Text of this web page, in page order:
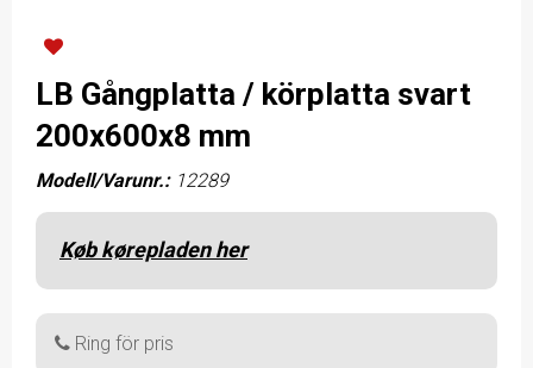
LB Gångplatta / körplatta svart
200x600x8 mm
Modell/Varunr.: 12289
Køb kørepladen her
Ring för pris